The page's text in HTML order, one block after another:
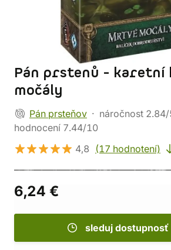
Pán prstenů - karetní
močály
Pán prsteňov náročnost 2.84/
hodnocení 7.44/10
4,8
(17 hodnotení)
6,24 €
sleduj dostupnosť